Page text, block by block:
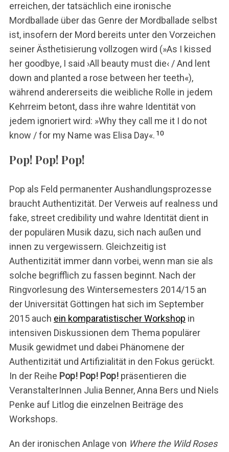
erreichen, der tatsächlich eine ironische
Mordballade über das Genre der Mordballade selbst
ist, insofern der Mord bereits unter den Vorzeichen
seiner Ästhetisierung vollzogen wird (»As I kissed
her goodbye, I said ›All beauty must die‹ / And lent
down and planted a rose between her teeth«),
während andererseits die weibliche Rolle in jedem
Kehrreim betont, dass ihre wahre Identität von
jedem ignoriert wird: »Why they call me it I do not
know / for my Name was Elisa Day«. 10
Pop! Pop! Pop!
Pop als Feld permanenter Aushandlungsprozesse
braucht Authentizität. Der Verweis auf realness und
fake, street credibility und wahre Identität dient in
der populären Musik dazu, sich nach außen und
innen zu vergewissern. Gleichzeitig ist
Authentizität immer dann vorbei, wenn man sie als
solche begrifflich zu fassen beginnt. Nach der
Ringvorlesung des Wintersemesters 2014/15 an
der Universität Göttingen hat sich im September
2015 auch ein komparatistischer Workshop in
intensiven Diskussionen dem Thema populärer
Musik gewidmet und dabei Phänomene der
Authentizität und Artifizialität in den Fokus gerückt.
In der Reihe Pop! Pop! Pop!präsentieren die
VeranstalterInnen Julia Benner, Anna Bers und Niels
Penke auf Litlog die einzelnen Beiträge des
Workshops.
An der ironischen Anlage von Where the Wild Roses